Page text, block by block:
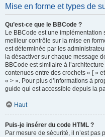
Mise en forme et types de
Qu’est-ce que le BBCode ?
Le BBCode est une
meilleur contrôle sur la mise en
est déterminée par les
la désactiver sur chaque message
BBCode est similaire à
contenues entre des crochets « [ »
« > ». Pour plus d’informations à
guide qui est accessible depuis la
Haut
Puis-je insérer du code HTML ?
Par mesure de sécurité, il n’est pas